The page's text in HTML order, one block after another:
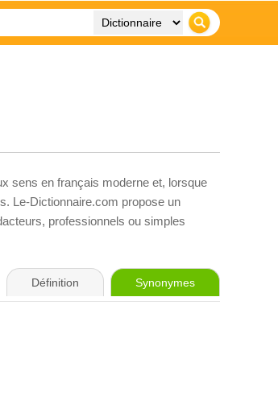
sens en français moderne et, lorsque
Le-Dictionnaire.com propose un
professionnels ou simples
Définition Synonymes